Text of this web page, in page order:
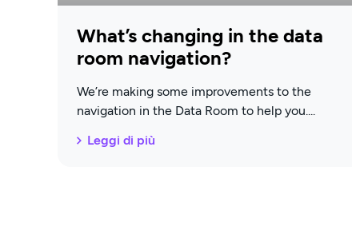
What’s changing in the data
room navigation?
We’re making some improvements to the
navigation in the Data Room to help you
Leggi di più